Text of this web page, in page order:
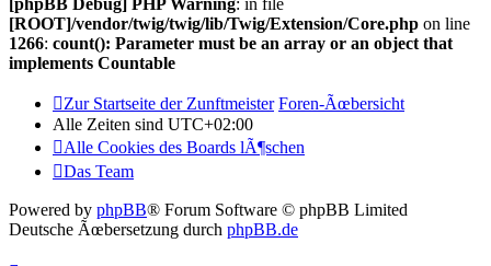
[ROOT]/vendor/twig/twig/lib/Twig/Extension/Core.php on line
1266: count(): Parameter must be an array or an object that
implements Countable
Zur Startseite der Zunftmeister Foren-Ãœbersicht
Alle Zeiten sind UTC+02:00
Alle Cookies des Boards lÃ¶schen
Das Team
Powered by phpBB® Forum Software © phpBB Limited
Deutsche Ãœbersetzung durch phpBB.de